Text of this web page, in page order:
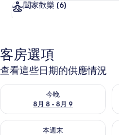
闔家歡樂 (6)
客房選項
查看這些日期的供應情況
今晚
8月 8 - 8月 9
查看今晚 (8月 8 - 8月 9) 的供應情況
本週末
查看本週末 (8月 14 - 8月 16) 的供應